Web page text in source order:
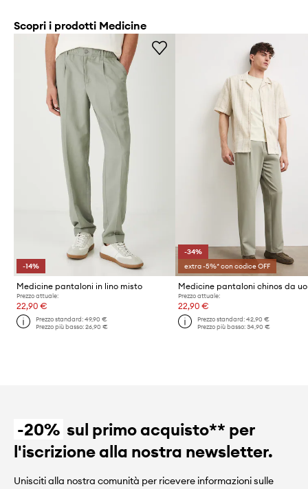
Scopri i prodotti Medicine
-14%
Medicine pantaloni in lino misto
Prezzo attuale:
22,90 €
Prezzo standard:49,90 €
Prezzo più basso:26,90 €
-34%
extra -5%* con codice OFF
Prezzo attuale:
22,90 €
Prezzo standard: 42,90 €
Prezzo più basso: 34,90 €
-20% sul primo acquisto** per
l'iscrizione alla nostra newsletter.
Unisciti alla nostra comunità per ricevere informazioni sulle